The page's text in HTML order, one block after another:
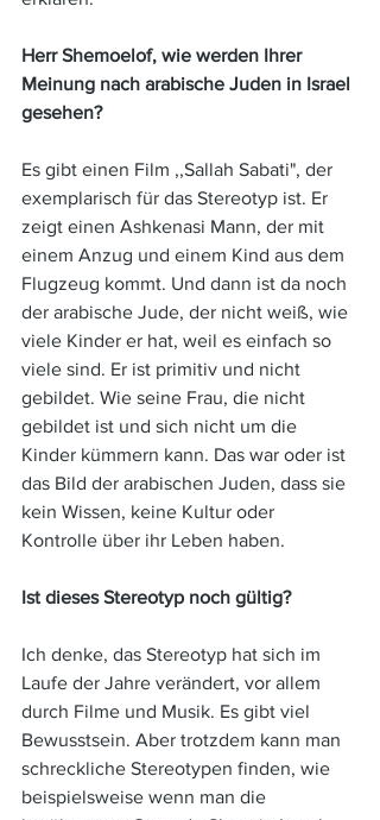
Herr Shemoelof, wie werden Ihrer
Meinung nach arabische Juden in Israel
gesehen?
Es gibt einen Film ,,Sallah Sabati", der
exemplarisch für das Stereotyp ist. Er
zeigt einen Ashkenasi Mann, der mit
einem Anzug und einem Kind aus dem
Flugzeug kommt. Und dann ist da noch
der arabische Jude, der nicht weiß, wie
viele Kinder er hat, weil es einfach so
viele sind. Er ist primitiv und nicht
gebildet. Wie seine Frau, die nicht
gebildet ist und sich nicht um die
Kinder kümmern kann. Das war oder ist
das Bild der arabischen Juden, dass sie
kein Wissen, keine Kultur oder
Kontrolle über ihr Leben haben.
Ist dieses Stereotyp noch gültig?
Ich denke, das Stereotyp hat sich im
Laufe der Jahre verändert, vor allem
durch Filme und Musik. Es gibt viel
Bewusstsein. Aber trotzdem kann man
schreckliche Stereotypen finden, wie
beispielsweise wenn man die